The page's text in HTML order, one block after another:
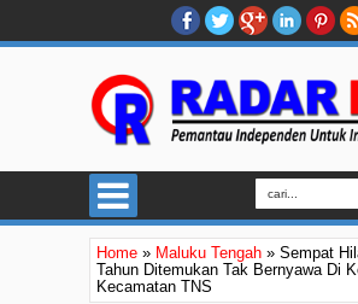
Home » Maluku Tengah » Sempat
Tahun Ditemukan Tak Bernyawa Di
Kecamatan TNS